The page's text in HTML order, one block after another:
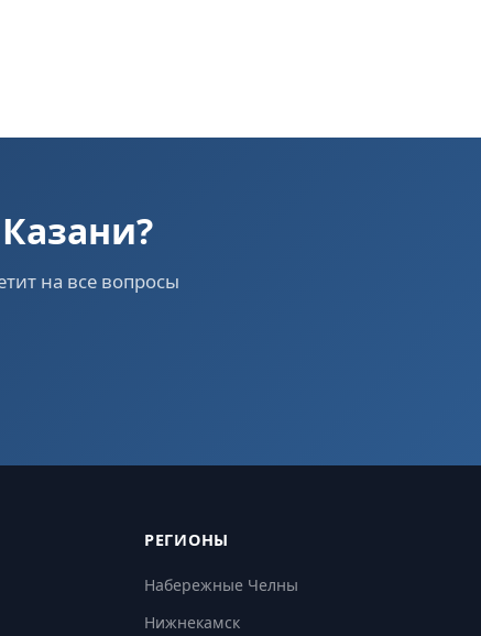
на все вопросы
РЕГИОНЫ
Набережные Челны
Нижнекамск